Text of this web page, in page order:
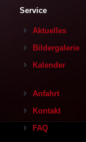
Service
Aktuelles
Bildergalerie
Kalender
Anfahrt
Kontakt
FAQ